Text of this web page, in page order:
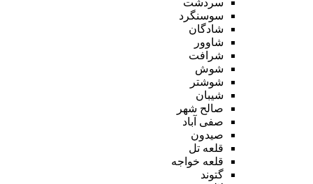
سوسنگرد
شادگان
شاوور
شرافت
شوش
شوشتر
شیبان
صالح شهر
صفی آباد
صیدون
قلعه تل
قلعه خواجه
گتوند